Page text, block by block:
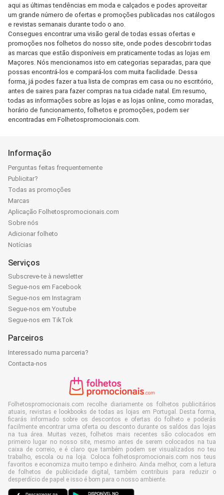
aqui as últimas tendências em moda e calçados e podes aproveitar
um grande número de ofertas e promoções publicadas nos catálogos
e revistas semanais durante todo o ano.
Consegues encontrar uma visão geral de todas essas ofertas e
promoções nos folhetos do nosso site, onde podes descobrir todas
as marcas que estão disponíveis em praticamente todas as lojas em
Maçores. Nós mencionamos isto em categorias separadas, para que
possas encontrá-los e compará-los com muita facilidade. Dessa
forma, já podes fazer a tua lista de compras em casa ou no escritório,
antes de saires para fazer compras na tua cidade natal. Em resumo,
todas as informações sobre as lojas e as lojas online, como moradas,
horário de funcionamento, folhetos e promoções, podem ser
encontradas em Folhetospromocionais.com.
Informação
Perguntas feitas frequentemente
Publicitar?
Todas as promoções
Marcas
Aplicação Folhetospromocionais.com
Sobre nós
Adicionar folheto
Notícias
Serviços
Subscreve-te à newsletter
Segue-nos em Facebook
Segue-nos em Instagram
Segue-nos em Youtube
Segue-nos em TikTok
Parceiros
Interessado numa parceria?
Contacta-nos
Folhetospromocionais.com recolhe diariamente os folhetos publicitários
atuais, revistas e lookbooks de todas as lojas em Portugal. Desta forma,
ficarás informado sobre os descontos e ofertas do folheto e poderás
facilmente encontrar uma oferta ou desconto durante os saldos das lojas
na tua área. Muitas vezes, folhetos mais recentes são colocados em
primeiro lugar no nosso site, mesmo antes de serem colocados na tua
caixa de correio, e é claro que também podem ser visualizados no teu
trabalho, escola ou na loja. Coloca folhetospromocionais.com nos teus
favoritos e economiza muito tempo e dinheiro. Ainda melhor, com a leitura
de folhetos de publicidade digital, também contribuis para reduzir o
desperdício de papel e isso é bom para o nosso ambiente.